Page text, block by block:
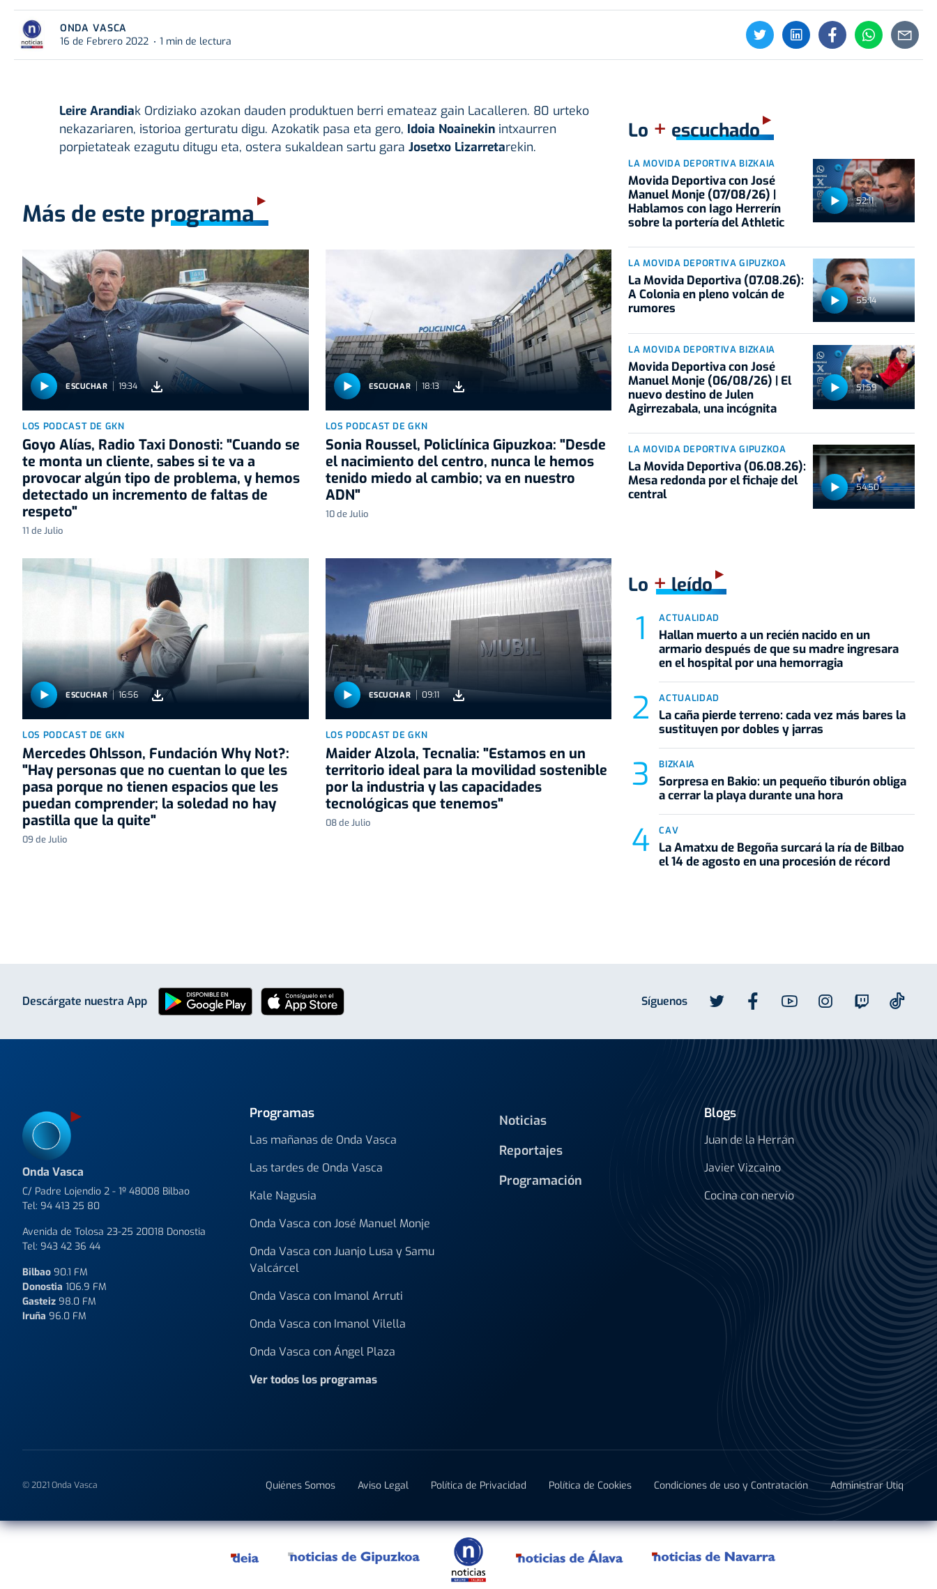
ONDA VASCA
16 de Febrero 2022
1 min de lectura
Leire Arandiak Ordiziako azokan dauden produktuen berri emateaz gain Lacalleren. 80 urteko
nekazariaren, istorioa gerturatu digu. Azokatik pasa eta gero, Idoia Noainekinintxaurren
porpietateak ezagutu ditugu eta, ostera sukaldean sartu gara Josetxo Lizarretarekin.
Más de este programa
ESCUCHAR 19:34
LOS PODCAST DE GKN
Goyo Alías, Radio Taxi Donosti: "Cuando se
te monta un cliente, sabes si te va a
provocar algún tipo de problema, y hemos
detectado un incremento de faltas de
respeto"
11 de Julio
ESCUCHAR 18:13
LOS PODCAST DE GKN
Sonia Roussel, Policlínica Gipuzkoa: "Desde
el nacimiento del centro, nunca le hemos
tenido miedo al cambio; va en nuestro
ADN"
10 de Julio
ESCUCHAR 16:56
LOS PODCAST DE GKN
Mercedes Ohlsson, Fundación Why Not?:
"Hay personas que no cuentan lo que les
pasa porque no tienen espacios que les
puedan comprender; la soledad no hay
pastilla que la quite"
09 de Julio
ESCUCHAR 09:11
LOS PODCAST DE GKN
Maider Alzola, Tecnalia: "Estamos en un
territorio ideal para la movilidad sostenible
por la industria y las capacidades
tecnológicas que tenemos"
08 de Julio
Lo + escuchado
52:11
LA MOVIDA DEPORTIVA BIZKAIA
Movida Deportiva con José
Manuel Monje (07/08/26) |
Hablamos con Iago Herrerín
sobre la portería del Athletic
55:14
LA MOVIDA DEPORTIVA GIPUZKOA
La Movida Deportiva (07.08.26):
A Colonia en pleno volcán de
rumores
51:59
LA MOVIDA DEPORTIVA BIZKAIA
Movida Deportiva con José
Manuel Monje (06/08/26) | El
nuevo destino de Julen
Agirrezabala, una incógnita
54:50
LA MOVIDA DEPORTIVA GIPUZKOA
La Movida Deportiva (06.08.26):
Mesa redonda por el fichaje del
central
Lo +leído
ACTUALIDAD
Hallan muerto a un recién nacido en un
armario después de que su madre ingresara
en el hospital por una hemorragia
ACTUALIDAD
La caña pierde terreno: cada vez más bares la
sustituyen por dobles y jarras
BIZKAIA
Sorpresa en Bakio: un pequeño tiburón obliga
a cerrar la playa durante una hora
CAV
La Amatxu de Begoña surcará la ría de Bilbao
el 14 de agosto en una procesión de récord
Síguenos
Descárgate nuestra App
Programas
Las mañanas de Onda Vasca
Las tardes de Onda Vasca
Kale Nagusia
Onda Vasca con José Manuel Monje
Onda Vasca con Juanjo Lusa y Samu
Valcárcel
Onda Vasca con Imanol Arruti
Onda Vasca con Imanol Vilella
Onda Vasca con Ángel Plaza
Ver todos los programas
Noticias
Reportajes
Programación
Blogs
Juan de la Herrán
Javier Vizcaino
Cocina con nervio
Onda Vasca
C/ Padre Lojendio 2 - 1º 48008 Bilbao
Tel: 94 413 25 80
Avenida de Tolosa 23-25 20018 Donostia
Tel: 943 42 36 44
Bilbao 90.1 FM
Donostia 106.9 FM
Gasteiz 98.0 FM
Iruña 96.0 FM
Quiénes Somos Aviso Legal Política de Privacidad Política de Cookies Condiciones de uso y Contratación Administrar Utiq
© 2021 Onda Vasca